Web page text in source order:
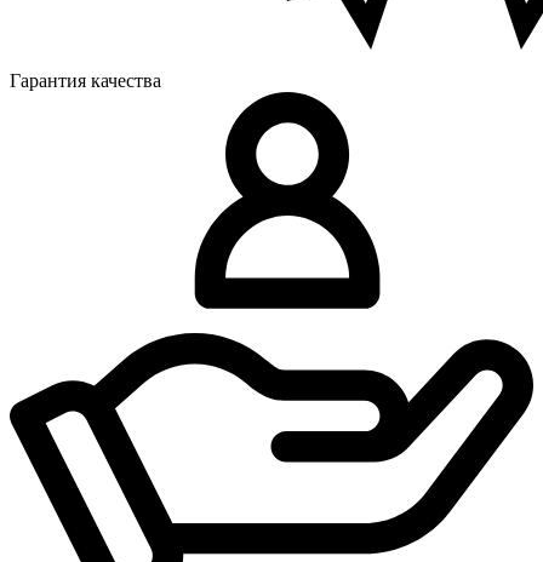
Гарантия качества